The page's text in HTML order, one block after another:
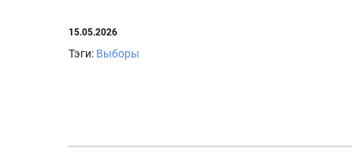
15.05.2026
Тэги: Выборы